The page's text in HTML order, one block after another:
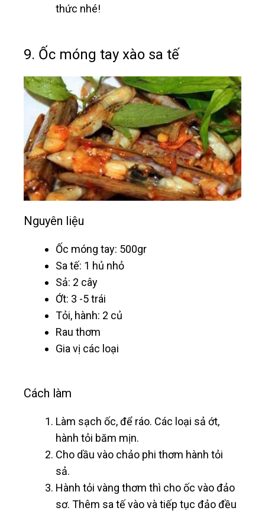
thức nhé!
9. Ốc móng tay xào sa tế
Nguyên liệu
Ốc móng tay: 500gr
Sa tế: 1 hủ nhỏ
Sả: 2 cây
Ớt: 3 -5 trái
Tỏi, hành: 2 củ
Rau thơm
Gia vị các loại
Cách làm
Làm sạch ốc, để ráo. Các loại sả ớt,
hành tỏi băm mịn.
Cho dầu vào chảo phi thơm hành tỏi
sả.
Hành tỏi vàng thơm thì cho ốc vào đảo
sơ. Thêm sa tế vào và tiếp tục đảo đều